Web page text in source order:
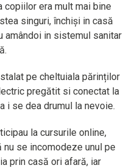
copiilor era mult mai bine
singuri, închiși in casă
amândoi in sistemul sanitar
pe cheltuiala părinților
pregătit si conectat la
i se dea drumul la nevoie.
la cursurile online,
se incomodeze unul pe
prin casă ori afară, iar